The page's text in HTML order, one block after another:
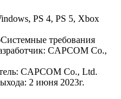
PS 4, PS 5, Xbox
Системные требования
CAPCOM Co.,
CAPCOM Co., Ltd.
2 июня 2023г.